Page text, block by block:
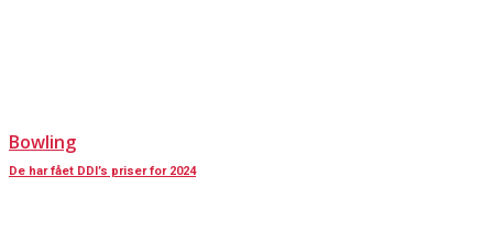
Bowling
De har fået DDI’s priser for 2024